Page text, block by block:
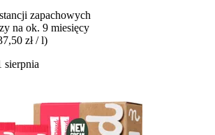
zapachowych
na ok. 9 miesięcy
zł / l)
sierpnia